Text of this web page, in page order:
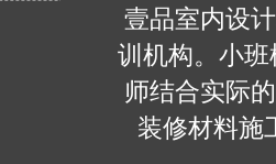
壹品室内设
训机构。小
师结合实际
装修材料施